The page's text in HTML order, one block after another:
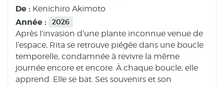
De : Kenichiro Akimoto
Année : 2026
Après l’invasion d’une plante inconnue venue de
l’espace, Rita se retrouve piégée dans une boucle
temporelle, condamnée à revivre la même
journée encore et encore. À chaque boucle, elle
apprend. Elle se bat. Ses souvenirs et son